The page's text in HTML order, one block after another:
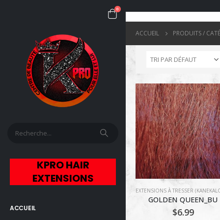
0
KPRO HAIR
EXTENSIONS
ACCUEIL
ACCUEIL PRODUITS /
GOLDEN QUEEN_BU
$6.99